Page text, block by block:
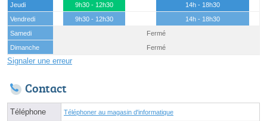
Jeudi
9h30 - 12h30
14h - 18h30
Vendredi
9h30 - 12h30
14h - 18h30
Samedi
Fermé
Dimanche
Fermé
Signaler une erreur
Contact
Téléphone Téléphoner au magasin d'informatique